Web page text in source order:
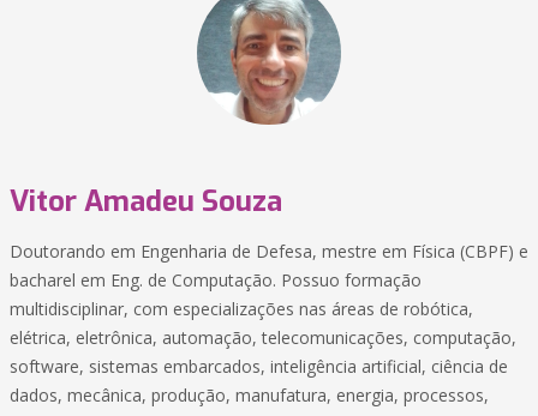
Vitor Amadeu Souza
Doutorando em Engenharia de Defesa, mestre em Física (CBPF) e
bacharel em Eng. de Computação. Possuo formação
multidisciplinar, com especializações nas áreas de robótica,
elétrica, eletrônica, automação, telecomunicações, computação,
software, sistemas embarcados, inteligência artificial, ciência de
dados, mecânica, produção, manufatura, energia, processos,